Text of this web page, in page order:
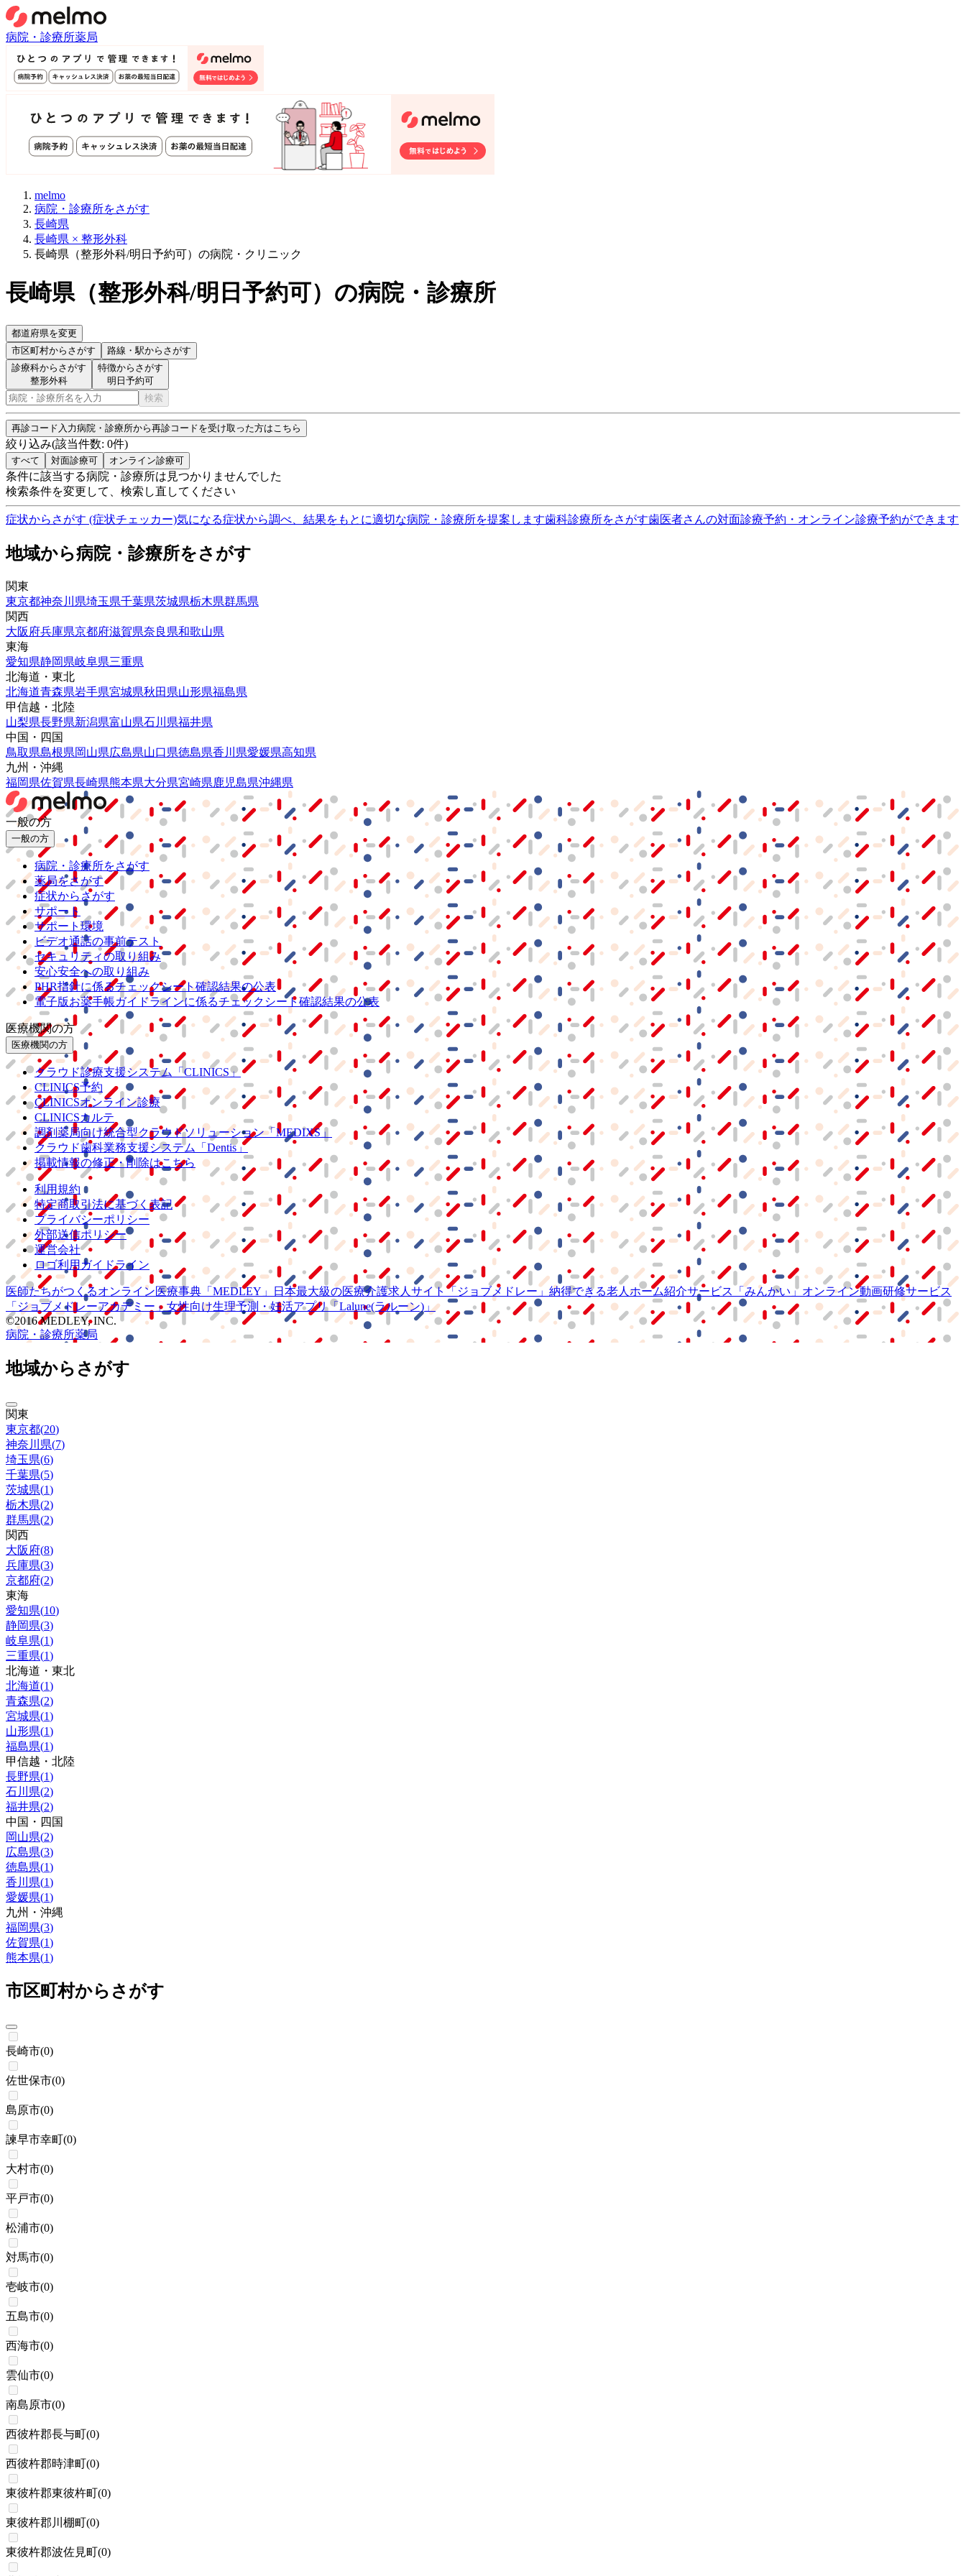
病院・診療所薬局
melmo
病院・診療所をさがす
長崎県
長崎県 × 整形外科
長崎県（整形外科/明日予約可）の病院・クリニック
長崎県（整形外科/明日予約可） の病院・診療所
都道府県を変更
市区町村からさがす 路線・駅からさがす
診療科からさがす
整形外科
特徴からさがす
明日予約可
検索
再診コード入力病院・診療所から再診コードを受け取った方はこちら
絞り込み(該当件数: 0件)
すべて 対面診療可 オンライン診療可
条件に該当する病院・診療所は見つかりませんでした
検索条件を変更して、検索し直してください
症状からさがす (症状チェッカー)気になる症状から調べ、結果をもとに適切な病院・診療所を提案します歯科診療所をさがす歯医者さんの対面診療予約・オンライン診療予約ができます
地域から病院・診療所をさがす
関東
東京都神奈川県埼玉県千葉県茨城県栃木県群馬県
関西
大阪府兵庫県京都府滋賀県奈良県和歌山県
東海
愛知県静岡県岐阜県三重県
北海道・東北
北海道青森県岩手県宮城県秋田県山形県福島県
甲信越・北陸
山梨県長野県新潟県富山県石川県福井県
中国・四国
鳥取県島根県岡山県広島県山口県徳島県香川県愛媛県高知県
九州・沖縄
福岡県佐賀県長崎県熊本県大分県宮崎県鹿児島県沖縄県
一般の方
一般の方
病院・診療所をさがす
薬局をさがす
症状からさがす
サポート
サポート環境
ビデオ通話の事前テスト
セキュリティの取り組み
安心安全への取り組み
PHR指針に係るチェックシート確認結果の公表
電子版お薬手帳ガイドラインに係るチェックシート確認結果の公表
医療機関の方
医療機関の方
クラウド診療支援システム
「CLINICS」
CLINICS予約
CLINICSオンライン診療
CLINICSカルテ
調剤薬局向け統合型クラウドソリューション「MEDIXS」
クラウド歯科業務支援システム
「Dentis」
掲載情報の修正・削除はこちら
利用規約
特定商取引法に基づく表記
プライバシーポリシー
外部送信ポリシー
運営会社
ロゴ利用ガイドライン
医師たちがつくるオンライン医療事典 「MEDLEY」 日本最大級の医療介護求人サイト 「ジョブメドレー」 納得できる老人ホーム紹介サービス 「みんかい」 オンライン動画研修サービス
「ジョブメドレーアカデミー」 女性向け生理予測・妊活アプリ「Lalune(ラルーン)」
©2016 MEDLEY, INC.
病院・診療所薬局
地域からさがす
関東
東京都(20)
神奈川県(7)
埼玉県(6)
千葉県(5)
茨城県(1)
栃木県(2)
群馬県(2)
関西
大阪府(8)
兵庫県(3)
京都府(2)
東海
愛知県(10)
静岡県(3)
岐阜県(1)
三重県(1)
北海道・東北
北海道(1)
青森県(2)
宮城県(1)
山形県(1)
福島県(1)
甲信越・北陸
長野県(1)
石川県(2)
福井県(2)
中国・四国
岡山県(2)
広島県(3)
徳島県(1)
香川県(1)
愛媛県(1)
九州・沖縄
福岡県(3)
佐賀県(1)
熊本県(1)
市区町村からさがす
長崎市(0)
佐世保市(0)
島原市(0)
諫早市幸町(0)
大村市(0)
平戸市(0)
松浦市(0)
対馬市(0)
壱岐市(0)
五島市(0)
西海市(0)
雲仙市(0)
南島原市(0)
西彼杵郡長与町(0)
西彼杵郡時津町(0)
東彼杵郡東彼杵町(0)
東彼杵郡川棚町(0)
東彼杵郡波佐見町(0)